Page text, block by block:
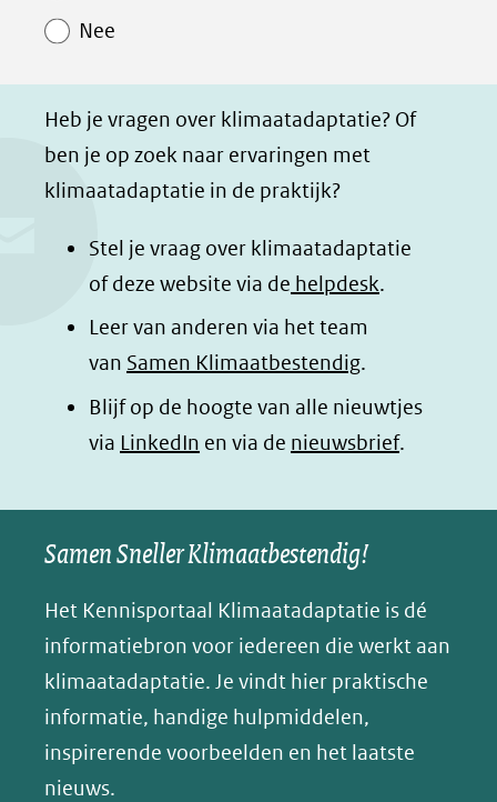
a
b
o
o
(opent
in
nieuw
venster)
naar
een
website)
d
I
(opent
in
nieuw
venster)
naar
een
website)
h
t
a
p
(opent
in
nieuw
venster)
naar
een
website)
n
d
l
e
o
p
B
l
e
s
y
(opent
in
nieuw
venster)
Nee
Heb je vragen over klimaatadaptatie? Of
ben je op zoek naar ervaringen met
klimaatadaptatie in de praktijk?
Stel je vraag over klimaatadaptatie
of deze website via de helpdesk.
Leer van anderen via het team
van Samen Klimaatbestendig.
Blijf op de hoogte van alle nieuwtjes
via LinkedIn (opent
nieuw
venster)
naar
een
andere
website)
en via de nieuwsbrief.
Samen Sneller Klimaatbestendig!
Het Kennisportaal Klimaatadaptatie is dé
informatiebron voor iedereen die werkt aan
klimaatadaptatie. Je vindt hier praktische
informatie, handige hulpmiddelen,
inspirerende voorbeelden en het laatste
nieuws.